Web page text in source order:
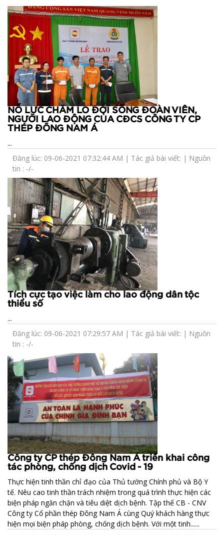
NỖ LỰC CHĂM LO ĐỜI SỐNG ĐOÀN VIÊN,
NGƯỜI LAO ĐỘNG CỦA CĐCS CÔNG TY CP
THÉP ĐÔNG NAM Á
...
Đăng lúc: 09-06-2021 07:32:44 AM | Tác giả bài viết: | Nguồn
tin : -/-
Tích cực tạo việc làm cho lao động dân tộc
thiểu số
...
Đăng lúc: 09-06-2021 07:29:57 AM | Tác giả bài viết: | Nguồn
tin : -/-
Công ty CP thép Đông Nam Á triển khai công
tác phòng, chống dịch Covid - 19
Thực hiện tinh thần chỉ đạo của Thủ tướng Chính phủ và Bộ Y
tế. Nêu cao tinh thần trách nhiệm trong quá trình thực hiện các
biện pháp ngăn chặn và tiêu diệt dịch bệnh. Tập thể CB - CNV
Công ty Cổ phần thép Đông Nam Á cùng Quý khách hàng thực
hiện mọi biện pháp phòng, chống dịch bệnh. Với một tinh......